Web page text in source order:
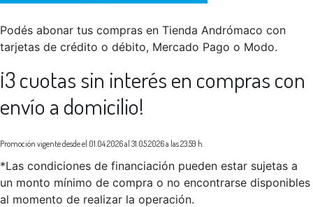
Podés abonar tus compras en Tienda Andrómaco con
tarjetas de crédito o débito, Mercado Pago o Modo.
¡3 cuotas sin interés en compras con
envío a domicilio!
Promoción vigente desde el 01.04.2026 al 31.05.2026 a las 23:59 h.
*Las condiciones de financiación pueden estar sujetas a
un monto mínimo de compra o no encontrarse disponibles
al momento de realizar la operación.